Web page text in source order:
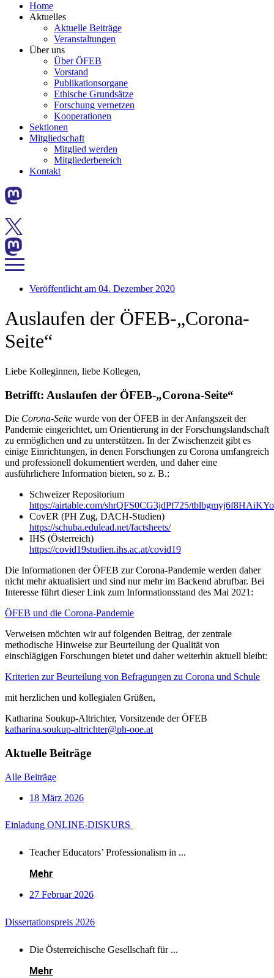
Home
Aktuelles
Aktuelle Beiträge
Veranstaltungen
Über uns
Über ÖFEB
Vorstand
Publikationsorgane
Ethische Grundsätze
Forschung vernetzen
Kooperationen
Sektionen
Mitgliedschaft
Mitglied werden
Mitgliederbereich
Kontakt
Veröffentlicht am 04. Dezember 2020
Auslaufen der ÖFEB-„Corona-
Seite“
Liebe Kolleginnen, liebe Kollegen,
Betrifft: Auslaufen der ÖFEB-„Corona-Seite“
Die Corona-Seite wurde von der ÖFEB in der Anfangszeit der
Pandemie eingerichtet, um Orientierung in der Forschungslandschaft
zu ermöglichen und zu unterstützen. In der Zwischenzeit gibt es
einige Einrichtungen, in denen Forschungen zu Corona umfangreich
und professionell dokumentiert werden, und daher eine
ausführlichere Information bieten, so z. B.:
Schweizer Repositorium
https://airtable.com/shrQFS0CG3jdPf725/tblbgmyj6f8HAiKYo
CovER (PH Zug, DACH-Studien)
https://schuba.edulead.net/factsheets/
IHS (Österreich)
https://covid19studien.ihs.ac.at/covid19
Die Informationen der ÖFEB zur Corona-Pandemie werden daher
nicht mehr aktualisiert und sind nur mehr im Backend abrufbar. Bei
Interesse führt dieser Link zum Informationsstand des Mai 2021:
ÖFEB und die Corona-Pandemie
Verweisen möchten wir auf folgenden Beitrag, der zentrale
methodische Hinweise zur Beurteilung der Qualität von
einschlägigen Forschungen bietet und daher weiterhin aktuell bleibt:
Kriterien zur Beurteilung von Befragungen zu Corona und Schule
mit herzlichen und kollegialen Grüßen,
Katharina Soukup-Altrichter, Vorsitzende der ÖFEB
katharina.soukup-altrichter@ph-ooe.at
Aktuelle Beiträge
Alle Beiträge
18 März 2026
Einladung ONLINE-DISKURS
Teacher Educators’ Professionalism in ...
Mehr
27 Februar 2026
Dissertationspreis 2026
Die Österreichische Gesellschaft für ...
Mehr